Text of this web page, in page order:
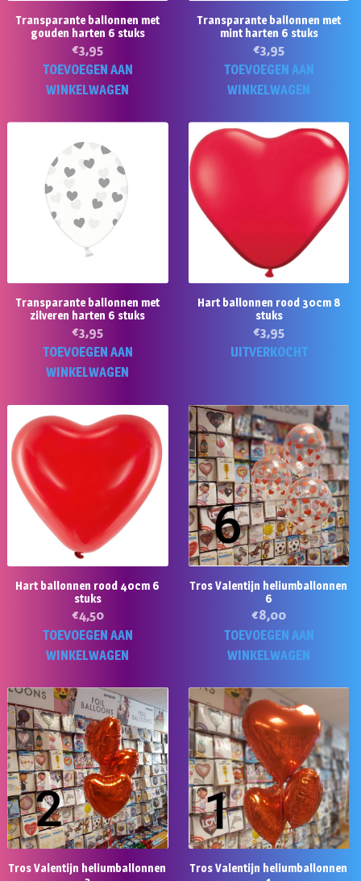
Transparante ballonnen met
gouden harten 6 stuks
€3,95
TOEVOEGEN AAN
WINKELWAGEN
Transparante ballonnen met
mint harten 6 stuks
€3,95
TOEVOEGEN AAN
WINKELWAGEN
Transparante ballonnen met
zilveren harten 6 stuks
€3,95
TOEVOEGEN AAN
WINKELWAGEN
Hart ballonnen rood 30cm 8
stuks
€3,95
UITVERKOCHT
Hart ballonnen rood 40cm 6
stuks
€4,50
TOEVOEGEN AAN
WINKELWAGEN
Tros Valentijn heliumballonnen
6
€8,00
TOEVOEGEN AAN
WINKELWAGEN
Tros Valentijn heliumballonnen
Tros Valentijn heliumballonnen